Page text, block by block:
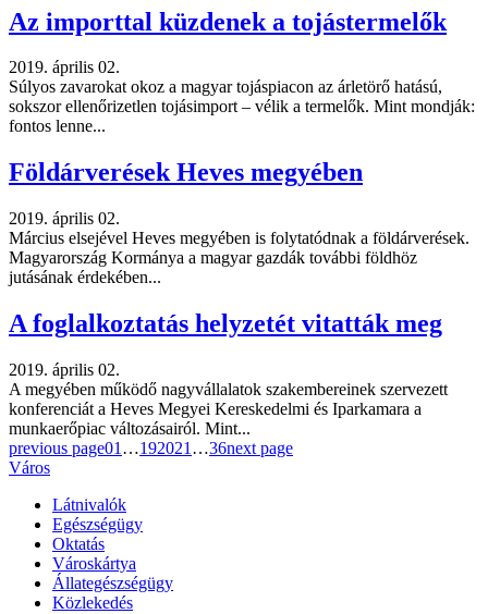
Az importtal küzdenek a tojástermelők
2019. április 02.
Súlyos zavarokat okoz a magyar tojáspiacon az árletörő hatású,
sokszor ellenőrizetlen tojásimport – vélik a termelők. Mint mondják:
fontos lenne...
Földárverések Heves megyében
2019. április 02.
Március elsejével Heves megyében is folytatódnak a földárverések.
Magyarország Kormánya a magyar gazdák további földhöz
jutásának érdekében...
A foglalkoztatás helyzetét vitatták meg
2019. április 02.
A megyében működő nagyvállalatok szakembereinek szervezett
konferenciát a Heves Megyei Kereskedelmi és Iparkamara a
munkaerőpiac változásairól. Mint...
previous page01 …192021 …36next page
Város
Látnivalók
Egészségügy
Oktatás
Városkártya
Állategészségügy
Közlekedés